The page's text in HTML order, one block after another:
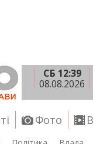
СБ 12:39
08.08.2026
Фото